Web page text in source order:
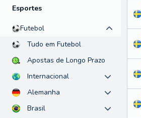
Esportes
Futebol
Tudo em Futebol
Apostas de Longo Prazo
Internacional
Alemanha
Brasil